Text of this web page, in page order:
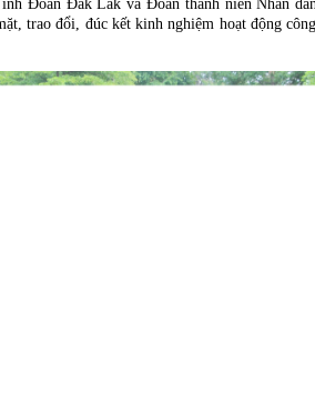
Đoàn Đắk Lắk và Đoàn thanh niên Nhân
trao đổi, đúc kết kinh nghiệm hoạt động